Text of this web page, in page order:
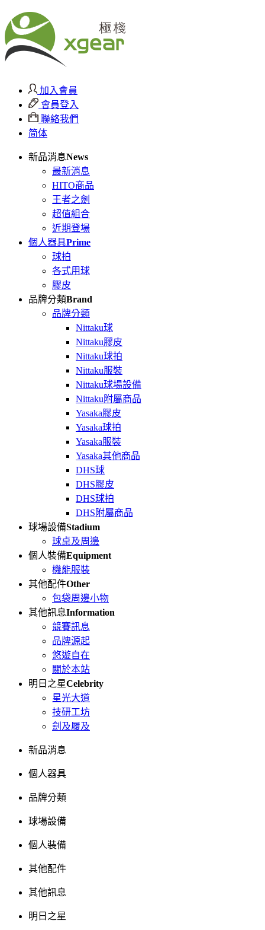
加入會員
會員登入
聯絡我們
简体
新品消息News
最新消息
HITO商品
王者之劍
超值組合
近期登場
個人器具Prime
球拍
各式用球
膠皮
品牌分類Brand
品牌分類
Nittaku球
Nittaku膠皮
Nittaku球拍
Nittaku服裝
Nittaku球場設備
Nittaku附屬商品
Yasaka膠皮
Yasaka球拍
Yasaka服裝
Yasaka其他商品
DHS球
DHS膠皮
DHS球拍
DHS附屬商品
球場設備Stadium
球桌及周邊
個人裝備Equipment
機能服裝
其他配件Other
包袋周邊小物
其他訊息Information
競賽訊息
品牌源起
悠遊自在
關於本站
明日之星Celebrity
星光大道
技研工坊
劍及履及
新品消息
個人器具
品牌分類
球場設備
個人裝備
其他配件
其他訊息
明日之星